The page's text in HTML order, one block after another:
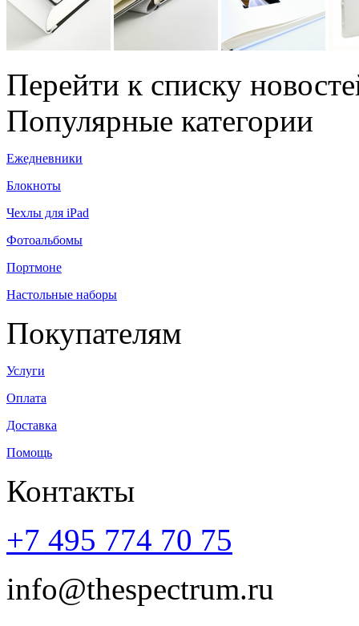
Перейти к списку
Популярные категории
Ежедневники
Блокноты
Чехлы для iPad
Фотоальбомы
Портмоне
Настольные наборы
Покупателям
Услуги
Оплата
Доставка
Помощь
Контакты
+7 495 774 70 75
info@thespectrum.ru